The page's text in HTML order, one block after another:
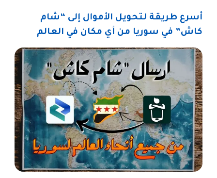
أسرع طريقة لتحويل الأموال إلى “شام
كاش” في سوريا من أي مكان في العالم